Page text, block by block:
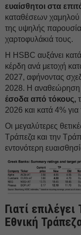
ευαίσθητοι στα
καταθέσεων χαμηλού
της υψηλής
χαρτοφυλάκιά τους.
Η HSBC αυξάνει κατά
κέρδη ανά μετοχή
2027, αφήνοντας
2028. Η αναθεώρηση
έσοδα από τόκους,
2026 και κατά 4%
Οι μεγαλύτερες
Τράπεζα και την
εντονότερη
Γιατί
Εθνική